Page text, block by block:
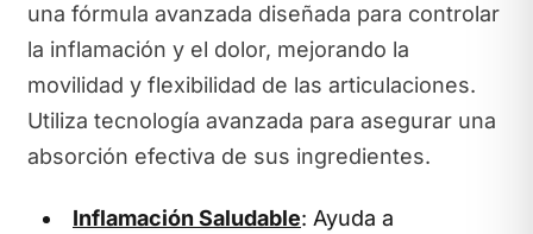
una fórmula avanzada diseñada para controlar
la inflamación y el dolor, mejorando la
movilidad y flexibilidad de las articulaciones.
Utiliza tecnología avanzada para asegurar una
absorción efectiva de sus ingredientes.
Inflamación Saludable: Ayuda a